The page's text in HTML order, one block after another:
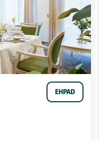
EHPAD